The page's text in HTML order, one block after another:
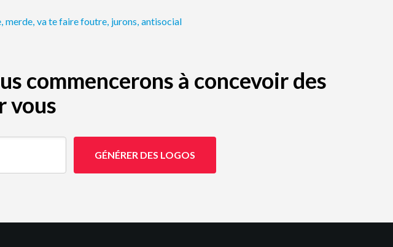
, merde, va te faire foutre, jurons, antisocial
commencerons à concevoir des
vous
GÉNÉRER DES LOGOS